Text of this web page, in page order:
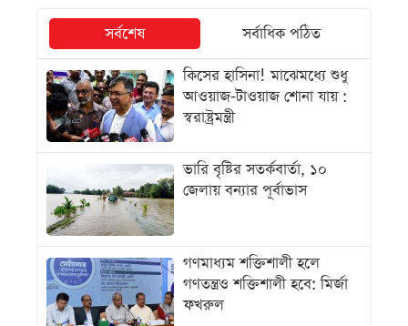
সর্বশেষ
সর্বাধিক পঠিত
কিসের হাসিনা! মাঝেমধ্যে শুধু
আওয়াজ-টাওয়াজ শোনা যায় :
স্বরাষ্ট্রমন্ত্রী
ভারি বৃষ্টির সতর্কবার্তা, ১০
জেলায় বন্যার পূর্বাভাস
গণমাধ্যম শক্তিশালী হলে
গণতন্ত্রও শক্তিশালী হবে: মির্জা
ফখরুল